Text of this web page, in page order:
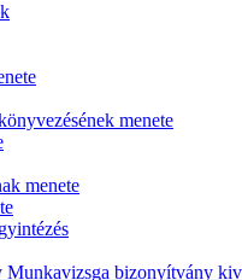
menete
menete
bizonyítvány